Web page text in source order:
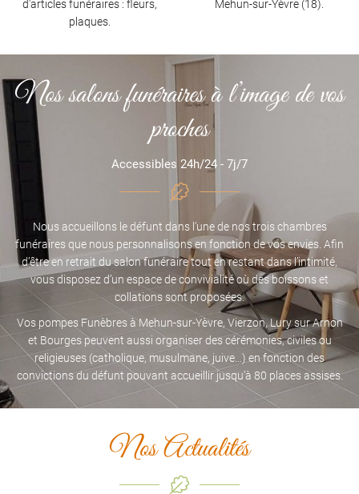
d'articles funéraires : fleurs,
plaques.
Mehun-sur-Yèvre (18).
Nos salons funéraires à l’image de vos
proches
Accessibles 24h/24 - 7j/7
Nous accueillons le défunt dans l’une de nos trois chambres
funéraires que nous personnalisons en fonction de vos envies. Afin
d’être en retrait du salon funéraire tout en restant dans l’intimité,
vous disposez d’un espace de convivialité où des boissons et
collations sont proposées.
Vos pompes Funèbres à Mehun-sur-Yèvre, Vierzon, Lury sur Arnon
et Bourges peuvent aussi organiser des cérémonies, civiles ou
religieuses (catholique, musulmane, juive…) en fonction des
convictions du défunt pouvant accueillir jusqu’à 80 places assises.
Nos Actualités